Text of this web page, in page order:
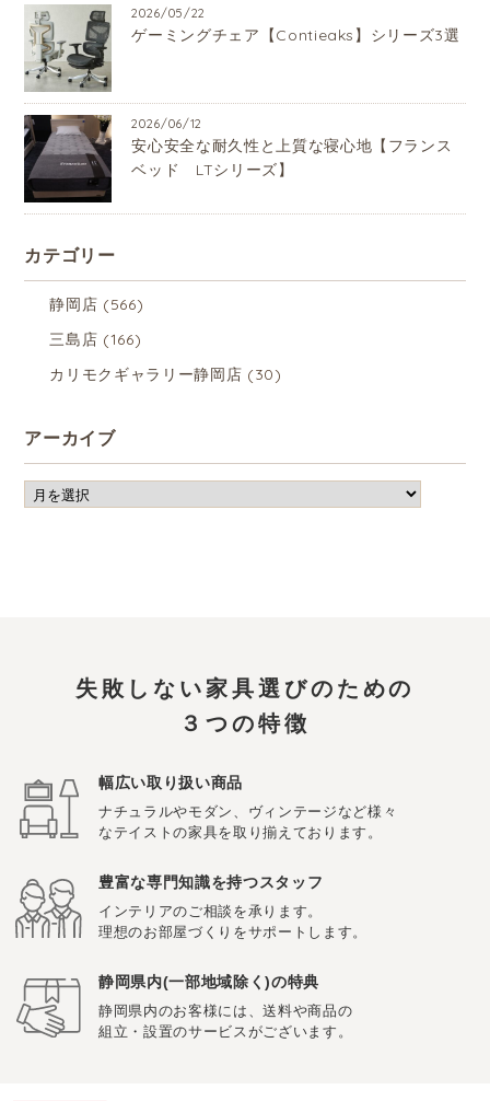
2026/05/22
ゲーミングチェア【Contieaks】シリーズ3選
2026/06/12
安心安全な耐久性と上質な寝心地【フランス
ベッド LTシリーズ】
カテゴリー
静岡店 (566)
三島店 (166)
カリモクギャラリー静岡店 (30)
アーカイブ
失敗しない家具選びのための
３つの特徴
幅広い取り扱い商品
ナチュラルやモダン、ヴィンテージなど様々
なテイストの家具を取り揃えております。
豊富な専門知識を持つスタッフ
インテリアのご相談を承ります。
理想のお部屋づくりをサポートします。
静岡県内(一部地域除く)の特典
静岡県内のお客様には、送料や商品の
組立・設置のサービスがございます。